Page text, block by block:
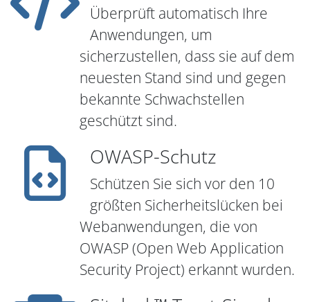
Überprüft automatisch Ihre
Anwendungen, um
sicherzustellen, dass sie auf dem
neuesten Stand sind und gegen
bekannte Schwachstellen
geschützt sind.
OWASP-Schutz
Schützen Sie sich vor den 10
größten Sicherheitslücken bei
Webanwendungen, die von
OWASP (Open Web Application
Security Project) erkannt wurden.